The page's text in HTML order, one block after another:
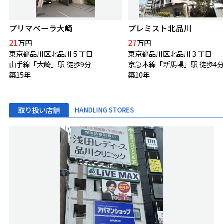
プリマベーラ大崎
21万円
東京都品川区北品川５丁目
山手線「大崎」駅 徒歩9分
築15年
プレミスト北品川
27万円
東京都品川区北品川３丁目
京急本線「新馬場」駅 徒歩4
築10年
取り扱い店舗 HANDLING STORES